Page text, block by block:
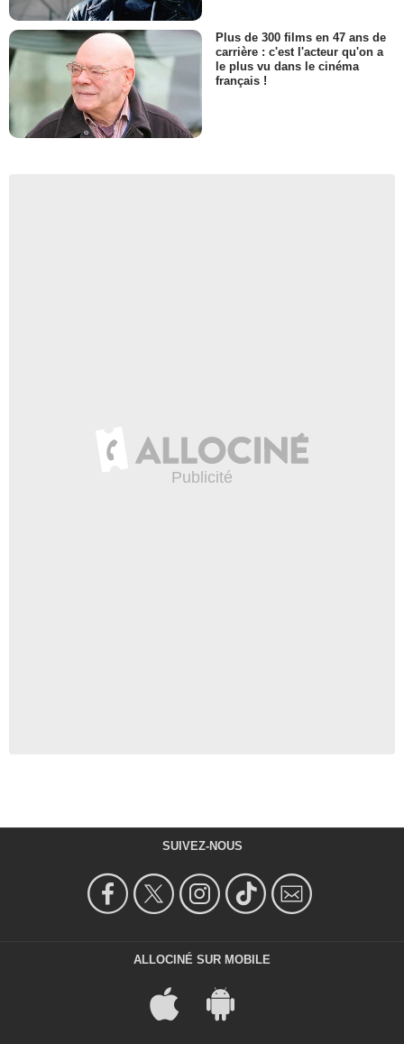
Plus de 300 films en 47 ans de
carrière : c'est l'acteur qu'on a
le plus vu dans le cinéma
français !
SUIVEZ-NOUS
ALLOCINÉ SUR MOBILE